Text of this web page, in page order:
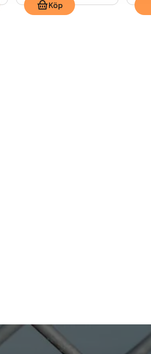
Köp